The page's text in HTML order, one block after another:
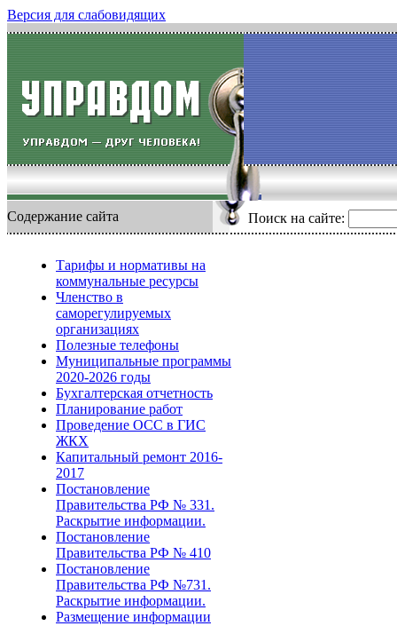
Версия для слабовидящих
Содержание сайта Поиск на сайте:
Тарифы и нормативы на
коммунальные ресурсы
Членство в
саморегулируемых
организациях
Полезные телефоны
Муниципальные программы
2020-2026 годы
Бухгалтерская отчетность
Планирование работ
Проведение ОСС в ГИС
ЖКХ
Капитальный ремонт 2016-
2017
Постановление
Правительства РФ № 331.
Раскрытие информации.
Постановление
Правительства РФ № 410
Постановление
Правительства РФ №731.
Раскрытие информации.
Размещение информации